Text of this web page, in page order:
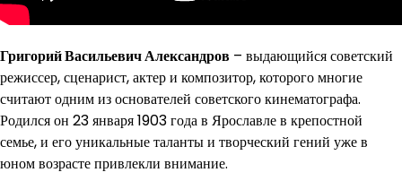
Григорий Васильевич Александров – выдающийся советский
режиссер, сценарист, актер и композитор, которого многие
считают одним из основателей советского кинематографа.
Родился он 23 января 1903 года в Ярославле в крепостной
семье, и его уникальные таланты и творческий гений уже в
юном возрасте привлекли внимание.